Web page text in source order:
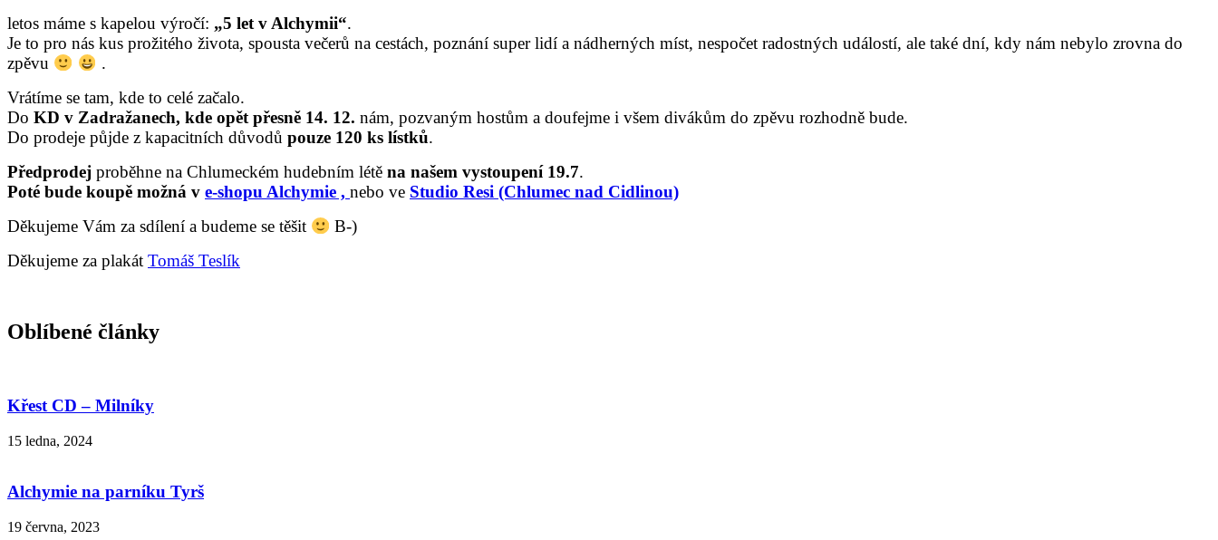
letos máme s kapelou výročí: „5 let v Alchymii“.
Je to pro nás kus prožitého života, spousta večerů na cestách, poznání super lidí a nádherných míst, nespočet radostných událostí, ale také dní, kdy nám nebylo zrovna do
zpěvu
.
Vrátíme se tam, kde to celé začalo.
Do KD v Zadražanech, kde opět přesně 14. 12. nám, pozvaným hostům a doufejme i všem divákům do zpěvu rozhodně bude.
Do prodeje půjde z kapacitních důvodů pouze 120 ks lístků.
Předprodej proběhne na Chlumeckém hudebním létě na našem vystoupení 19.7.
Poté bude koupě možná v e-shopu Alchymie , nebo ve Studio Resi (Chlumec nad Cidlinou)
Děkujeme Vám za sdílení a budeme se těšit
B-)
Děkujeme za plakát Tomáš Teslík
Oblíbené články
Křest CD – Milníky
15 ledna, 2024
Alchymie na parníku Tyrš
19 června, 2023